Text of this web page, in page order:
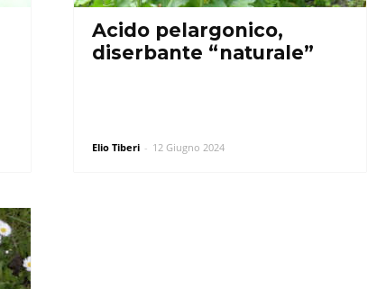
Acido pelargonico,
diserbante “naturale”
Elio Tiberi - 12 Giugno 2024